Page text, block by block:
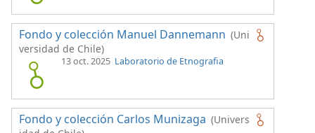
Fondo y colección Manuel Dannemann (Uni
versidad de Chile)
13 oct. 2025 Laboratorio de Etnografia
Fondo y colección Carlos Munizaga (Univers